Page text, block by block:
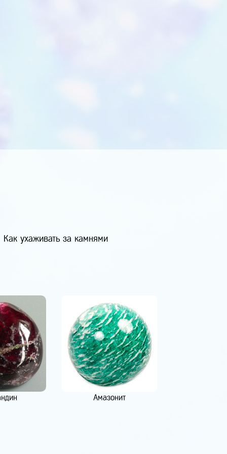
Как ухаживать за камнями
Амазонит